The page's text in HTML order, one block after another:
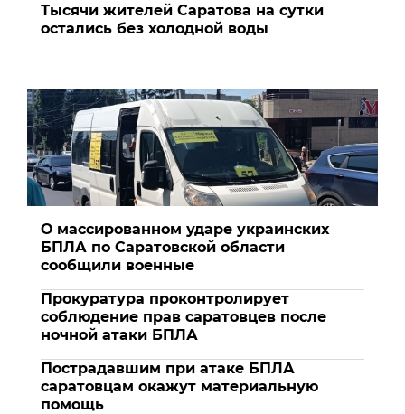
Тысячи жителей Саратова на сутки
остались без холодной воды
О массированном ударе украинских
БПЛА по Саратовской области
сообщили военные
Прокуратура проконтролирует
соблюдение прав саратовцев после
ночной атаки БПЛА
Пострадавшим при атаке БПЛА
саратовцам окажут материальную
помощь